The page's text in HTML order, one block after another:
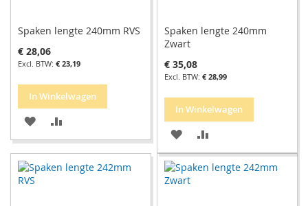
Spaken lengte 240mm RVS
€ 28,06
€ 23,19
In Winkelwagen
VOEG
TOE
AAN
OM
TE
Spaken lengte 240mm
Zwart
€ 35,08
€ 28,99
In Winkelwagen
VOEG
TOE
AAN
OM